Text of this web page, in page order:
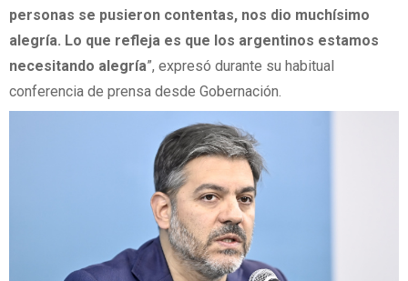
personas se pusieron contentas, nos dio muchísimo
alegría. Lo que refleja es que los argentinos estamos
necesitando alegría”, expresó durante su habitual
conferencia de prensa desde Gobernación.